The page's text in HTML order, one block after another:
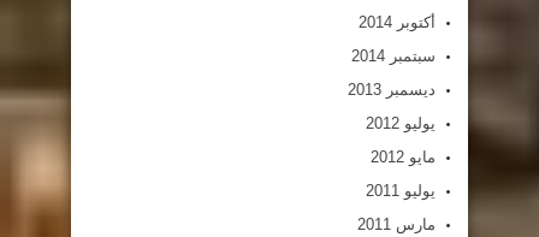
أكتوبر 2014
سبتمبر 2014
ديسمبر 2013
يوليو 2012
مايو 2012
يوليو 2011
مارس 2011